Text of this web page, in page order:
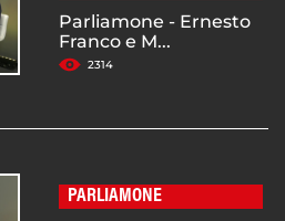
Parliamone - Ernesto
Franco e M...
2314
PARLIAMONE